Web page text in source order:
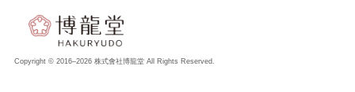
Copyright © 2016–2026 株式會社博龍堂 All Rights Reserved.